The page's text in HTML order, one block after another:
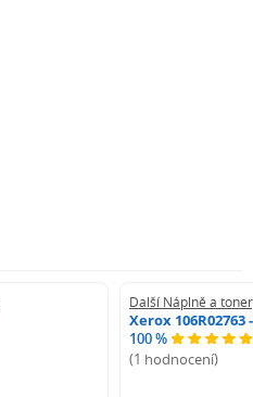
Další Náplně a
Xerox
100 %
(1 hodnocení)